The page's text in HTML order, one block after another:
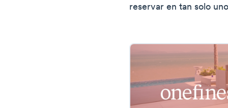
reservar en tan solo